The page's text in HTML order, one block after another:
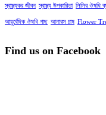
স্বাস্থ্যকর জীবন স্বাস্থ্য উপকারিতা লিলির ঔষধি
আয়ুর্বেদিক ঔষধি গাছ আনারস চাষ Flower
Find us on Facebook